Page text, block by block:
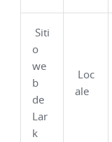
Siti
o
we
b
de
Lar
k
Loc
ale